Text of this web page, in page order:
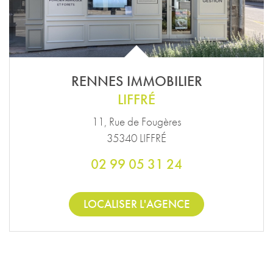
RENNES IMMOBILIER
LIFFRÉ
11, Rue de Fougères
35340 LIFFRÉ
02 99 05 31 24
LOCALISER L'AGENCE